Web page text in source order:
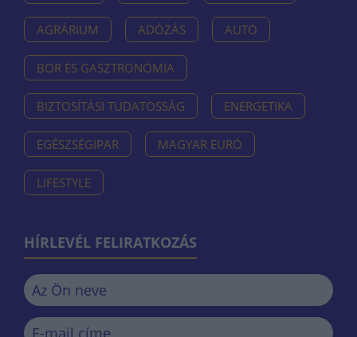
AGRÁRIUM ADÓZÁS AUTÓ
BOR ÉS GASZTRONÓMIA
BIZTOSÍTÁSI TUDATOSSÁG ENERGETIKA
EGÉSZSÉGIPAR MAGYAR EURÓ
LIFESTYLE
HÍRLEVÉL FELIRATKOZÁS